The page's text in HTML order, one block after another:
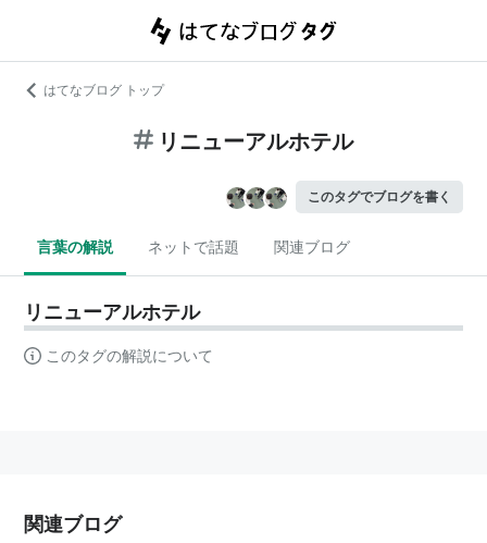
はてなブログ トップ
リニューアルホテル
このタグでブログを書く
言葉の解説 ネットで話題 関連ブログ
リニューアルホテル
このタグの解説について
関連ブログ